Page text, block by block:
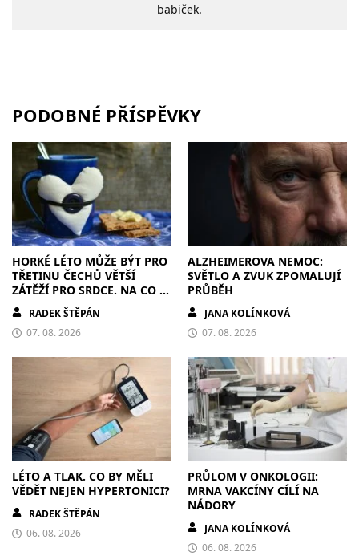
babiček.
PODOBNÉ PŘÍSPĚVKY
HORKÉ LÉTO MŮŽE BÝT PRO
TŘETINU ČECHŮ VĚTŠÍ
ZÁTĚŽÍ PRO SRDCE. NA CO SI
DÁT POZOR?
RADEK ŠTĚPÁN
07. 08. 2026
ALZHEIMEROVA NEMOC:
SVĚTLO A ZVUK ZPOMALUJÍ
PRŮBĚH
JANA KOLÍNKOVÁ
07. 08. 2026
LÉTO A TLAK. CO BY MĚLI
VĚDĚT NEJEN HYPERTONICI?
RADEK ŠTĚPÁN
06. 08. 2026
PRŮLOM V ONKOLOGII:
MRNA VAKCÍNY CÍLÍ NA
NÁDORY
JANA KOLÍNKOVÁ
06. 08. 2026